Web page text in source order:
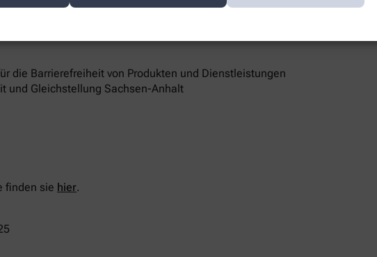
keine zufriedenstellenden Antworten erhalten, können Sie
unterstützt Sie dabei, ihre Rechte geltend zu machen. Sie können
die Barrierefreiheit von Produkten und Dienstleistungen
und Gleichstellung Sachsen-Anhalt
finden sie hier.